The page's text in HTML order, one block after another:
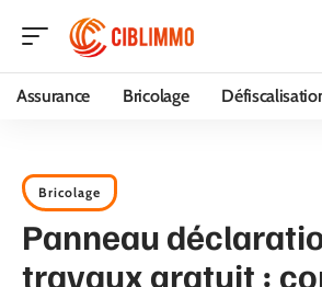
Assurance Bricolage
Bricolage
Panneau
travaux gratuit :